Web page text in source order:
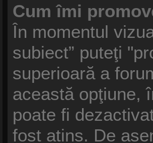
Cum îmi
În momentul
subiect” puteţi
superioară a
această opţiune,
poate fi
fost atins. De